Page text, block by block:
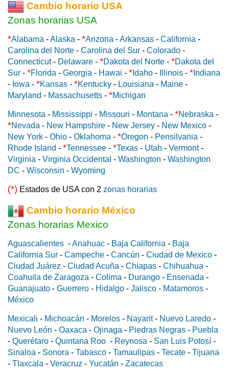
Cambio horario USA
Zonas horarias USA
*Alabama -Alaska - *Arizona -Arkansas - California -
Carolina del Norte - Carolina del Sur - Colorado -
Connecticut- Delaware - *Dakota del Norte - *Dakota del
Sur - *Florida - Georgia - Hawai - * Idaho - Illinois - * Indiana
- Iowa - *Kansas - *Kentucky - Louisiana - Maine -
Maryland - Massachusetts - *Michigan
Minnesota - Mississippi - Missouri - Montana - *Nebraska -
*Nevada - New Hampshire - New Jersey - New Mexico -
New York - Ohio - Oklahoma - *Oregon - Pensilvania -
Rhode Island - *Tennessee - *Texas - Utah - Vermont-
Virginia - Virginia Occidental - Washington - Washington
DC - Wisconsin - Wyoming
(*) Estados de USA con 2 zonas horarias
Cambio horario México
Zonas horarias Mexico
Aguascalientes -Anahuac - Baja California - Baja
California Sur - Campeche - Cancún - Ciudad de Mexico -
Ciudad Juárez - Ciudad Acuña - Chiapas - Chihuahua -
Coahuila de Zaragoza - Colima - Durango - Ensenada -
Guanajuato - Guerrero - Hidalgo - Jalisco - Matamoros -
México
Mexicali - Michoacán - Morelos - Nayarit- Nuevo Laredo -
Nuevo León - Oaxaca - Ojinaga - Piedras Negras - Puebla
- Querétaro - Quintana Roo - Reynosa - San Luis Potosí -
Sinaloa - Sonora - Tabasco - Tamaulipas - Tecate - Tijuana
- Tlaxcala - Veracruz - Yucatán - Zacatecas